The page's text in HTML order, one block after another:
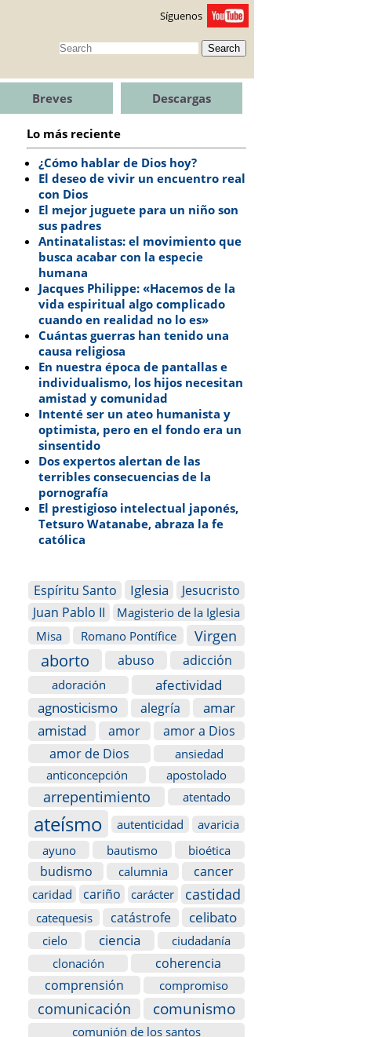
Síguenos
Search
Breves Descargas
Lo más reciente
¿Cómo hablar de Dios hoy?
El deseo de vivir un encuentro real
con Dios
El mejor juguete para un niño son
sus padres
Antinatalistas: el movimiento que
busca acabar con la especie
humana
Jacques Philippe: «Hacemos de la
vida espiritual algo complicado
cuando en realidad no lo es»
Cuántas guerras han tenido una
causa religiosa
En nuestra época de pantallas e
individualismo, los hijos necesitan
amistad y comunidad
Intenté ser un ateo humanista y
optimista, pero en el fondo era un
sinsentido
Dos expertos alertan de las
terribles consecuencias de la
pornografía
El prestigioso intelectual japonés,
Tetsuro Watanabe, abraza la fe
católica
Espíritu Santo Iglesia
Jesucristo
Juan Pablo II
Magisterio de la Iglesia
Misa
Romano Pontífice Virgen
aborto abuso adicción
adoración
afectividad
agnosticismo
alegría
amar
amistad
amor
amor a Dios
amor de Dios
ansiedad
anticoncepción
apostolado
arrepentimiento atentado
ateísmo autenticidad
avaricia
ayuno
bautismo bioética
budismo calumnia cancer
caridad cariño carácter castidad
catequesis catástrofe celibato
cielo ciencia
ciudadanía
clonación
coherencia
comprensión
compromiso
comunicación comunismo
comunión de los santos